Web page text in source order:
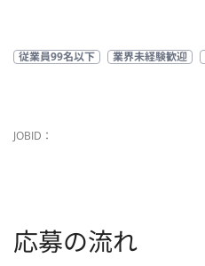
従業員99名以下 業界未経験歓迎
JOBID：
応募の流れ